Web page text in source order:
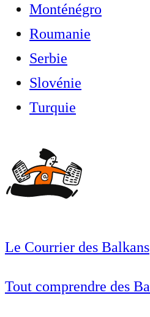
Monténégro
Roumanie
Serbie
Slovénie
Turquie
Le Courrier des Balkans
Tout comprendre des